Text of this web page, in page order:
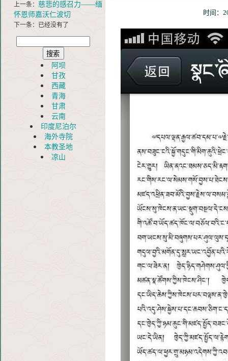
上一条： 慈悲的感召力——缅
怀恩师嘉沃仁波切
下一条：已经没有了
阿坝
甘孜
西藏
青海
甘肃
云南
印度尼泊尔
海外寺院
本教圣地
凉山
时间：